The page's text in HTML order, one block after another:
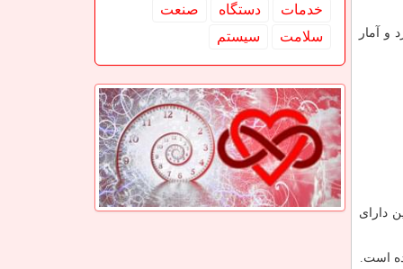
و آمار
دارای
است.
خدمات
دستگاه
صنعت
سلامت
سیستم